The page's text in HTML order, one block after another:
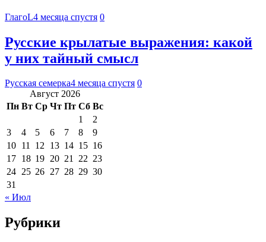
ГлагоL4 месяца спустя 0
Русские крылатые выражения: какой
у них тайный смысл
Русская семерка4 месяца спустя 0
Август 2026
Пн Вт Ср Чт Пт Сб Вс
1
2
3
4 5 6 7 8
9
10 11 12 13 14 15 16
17 18 19 20 21 22 23
24 25 26 27 28 29 30
31
« Июл
Рубрики